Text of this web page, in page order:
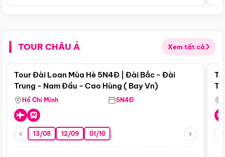
TOUR CHÂU Á Xem tất cả
Điểm nổi bật
Tour Đài Loan Mùa Hè 5N4Đ | Đài Bắc - Đài
Trung - Nam Đầu - Cao Hùng ( Bay Vn)
Hồ Chí Minh 5N4Đ
13/08 12/09 01/10